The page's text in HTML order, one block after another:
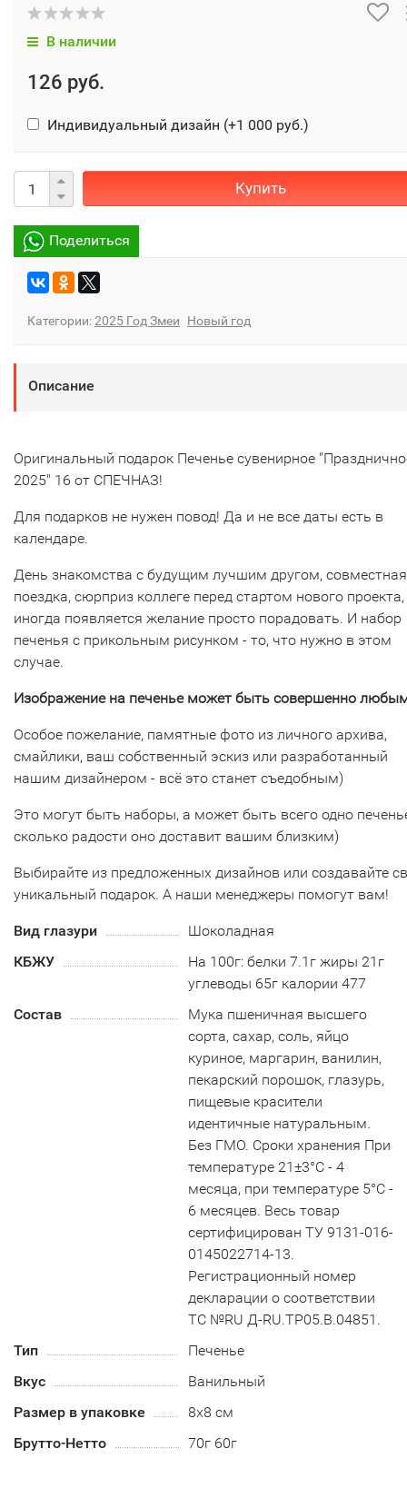
В наличии
126 руб.
Индивидуальный дизайн (+1 000 руб.)
Купить
Поделиться
Категории:2025 Год Змеи Новый год
Описание
Оригинальный подарок Печенье сувенирное
2025" 16 от СПЕЧНАЗ!
Для подарков не нужен повод! Да и не все даты есть в
календаре.
День знакомства с будущим лучшим другом, совместная
поездка, сюрприз коллеге перед стартом нового
иногда появляется желание просто порадовать. И набор
печенья с прикольным рисунком - то, что нужно в этом
случае.
Изображение на печенье может быть совершенно
Особое пожелание, памятные фото из личного архива,
смайлики, ваш собственный эскиз или разработанный
нашим дизайнером - всё это станет съедобным)
Это могут быть наборы, а может быть всего одно
сколько радости оно доставит вашим близким)
Выбирайте из предложенных дизайнов или создавайте
уникальный подарок. А наши менеджеры помогут вам!
Вид глазури
Шоколадная
КБЖУ
На 100г: белки 7.1г жиры 21г
углеводы 65г калории 477
Состав
Мука пшеничная высшего
сорта, сахар, соль, яйцо
куриное, маргарин, ванилин,
пекарский порошок, глазурь,
пищевые красители
идентичные натуральным.
Без ГМО. Сроки хранения При
температуре 21±3°С - 4
месяца, при температуре 5°С -
6 месяцев. Весь товар
сертифицирован ТУ 9131-016-
0145022714-13.
Регистрационный номер
декларации о соответствии
ТС №RU Д-RU.TP05.B.04851.
Тип
Печенье
Вкус
Ванильный
Размер в упаковке
8х8 см
Брутто-Нетто
70г 60г